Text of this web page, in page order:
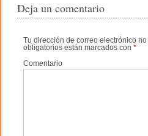
b
o
o
k
ar
tir
Deja un comentario
Tu dirección de correo electrónico
obligatorios están marcados con*
Comentario